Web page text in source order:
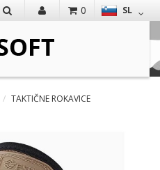
SL
0
TAKTIČNE ROKAVICE